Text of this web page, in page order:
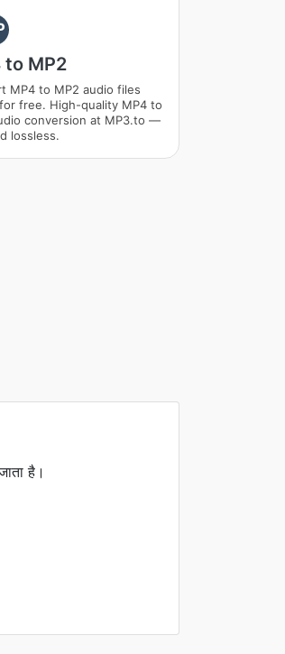
to MP2
MP4 to MP2 audio files
free. High-quality MP4 to
conversion at MP3.to —
lossless.
है।